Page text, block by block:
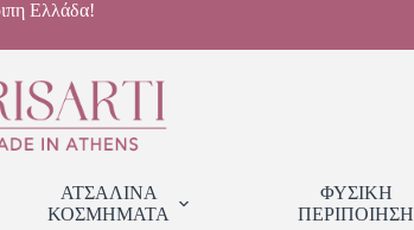
Ελλάδα!
ΑΤΣΑΛΙΝΑ
ΚΟΣΜΗΜΑΤΑ
ΦΥΣΙΚΗ
ΠΕΡΙΠΟΙΗΣΗ